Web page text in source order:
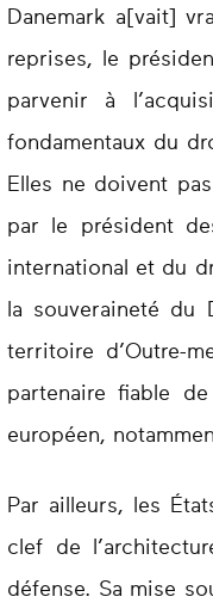
Danemark a[vait]
reprises, le
parvenir à
fondamentaux du
Elles ne doivent
par le président
international et du
la souveraineté du
territoire d’Outre-
partenaire fiable
européen,
Par ailleurs, les
clef de
défense. Sa mise